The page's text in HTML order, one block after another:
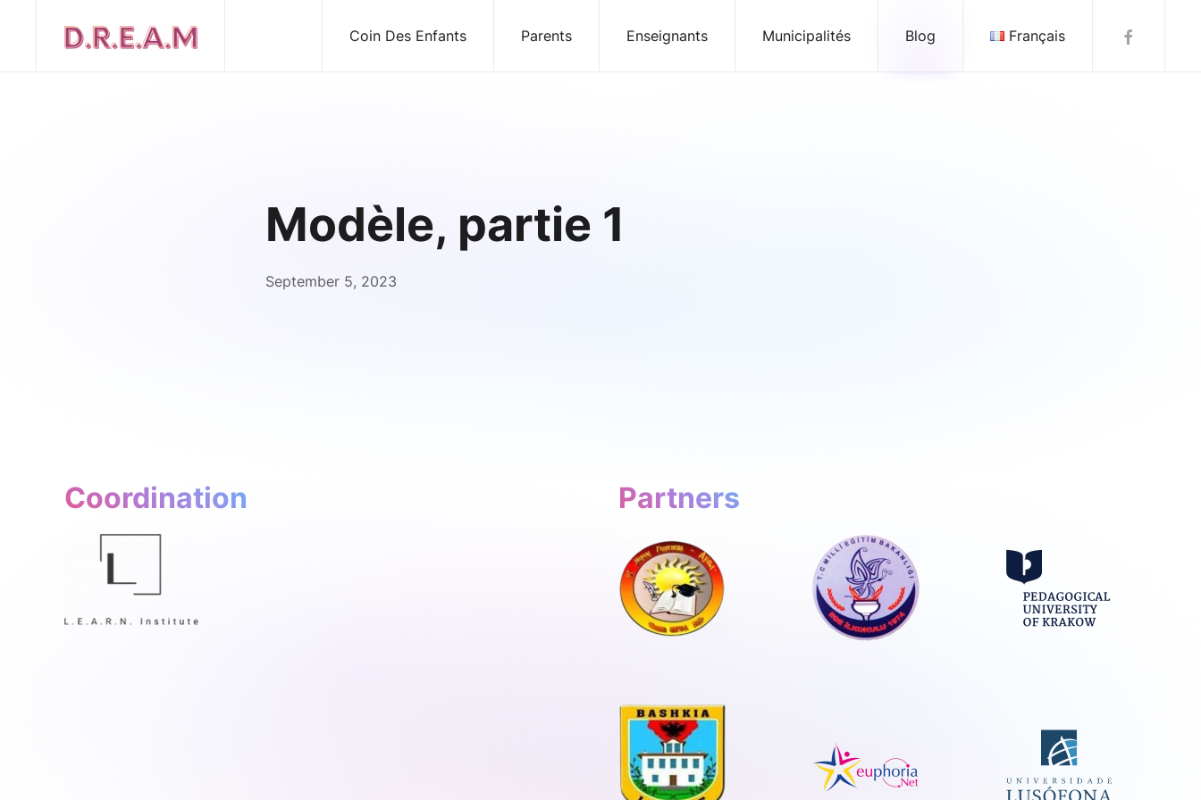
Coin Des Enfants Parents Enseignants Municipalités Blog Français
Modèle, partie 1
September 5, 2023
Coordination Partners